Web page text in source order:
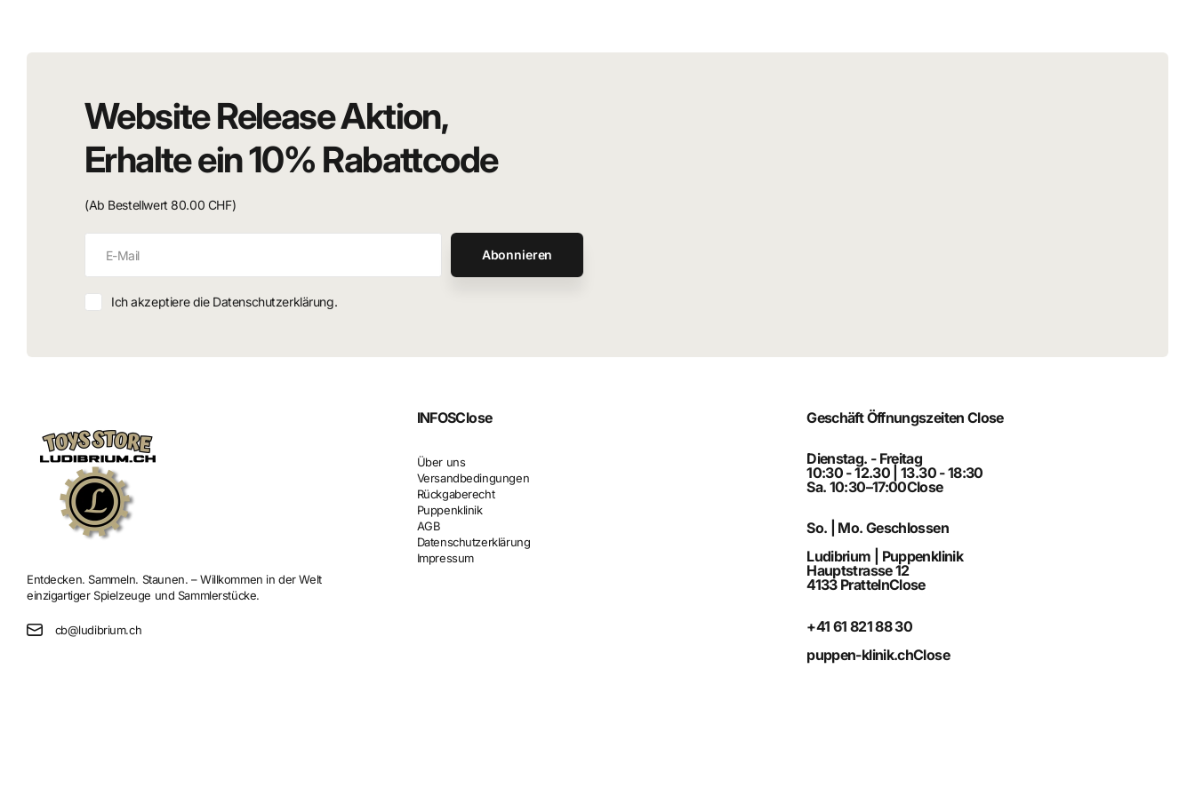
Website Release Aktion,
Erhalte ein 10% Rabattcode
(Ab Bestellwert 80.00 CHF)
Abonnieren
Ich akzeptiere die Datenschutzerklärung.
Entdecken. Sammeln. Staunen. – Willkommen in der Welt
einzigartiger Spielzeuge und Sammlerstücke.
cb@ludibrium.ch
INFOSClose
Über uns
Versandbedingungen
Rückgaberecht
Puppenklinik
AGB
Datenschutzerklärung
Impressum
Geschäft Öffnungszeiten Close
Dienstag. - Freitag
10:30 - 12.30 | 13.30 - 18:30
Sa. 10:30–17:00Close
So. | Mo. Geschlossen
Ludibrium | Puppenklinik
Hauptstrasse 12
4133 PrattelnClose
+41 61 821 88 30
puppen-klinik.chClose